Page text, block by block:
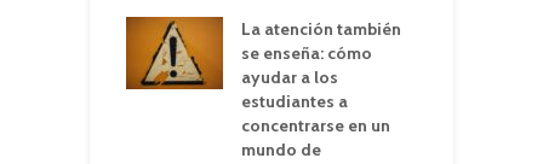
La atención también
se enseña: cómo
ayudar a los
estudiantes a
concentrarse en un
mundo de